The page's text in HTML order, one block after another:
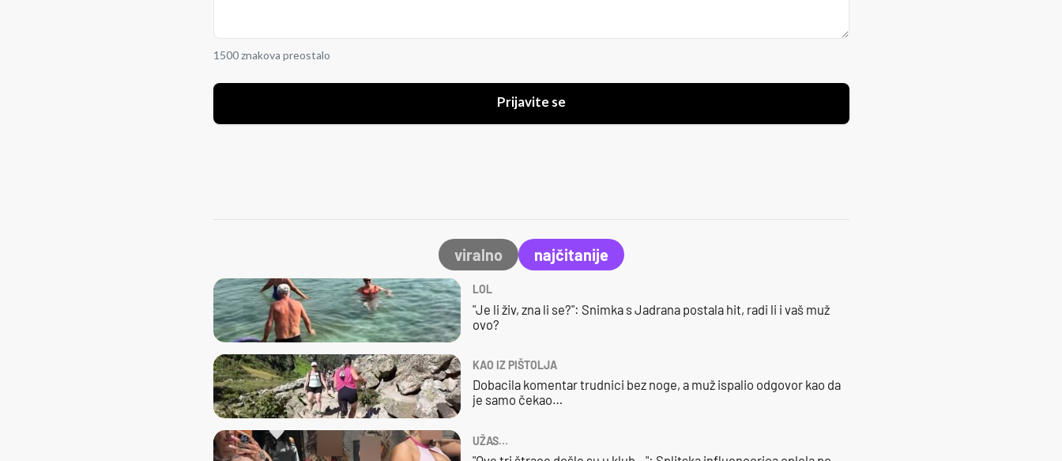
1500 znakova preostalo
Prijavite se
viralno najčitanije
LOL
"Je li živ, zna li se?": Snimka s Jadrana postala hit, radi li i vaš muž
ovo?
KAO IZ PIŠTOLJA
Dobacila komentar trudnici bez noge, a muž ispalio odgovor kao da
je samo čekao…
UŽAS…